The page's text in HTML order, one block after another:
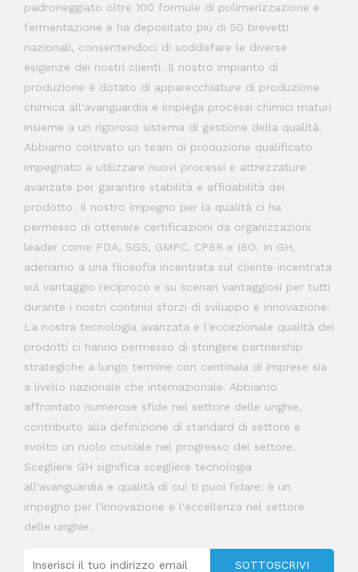
padroneggiato oltre 100 formule di polimerizzazione e
fermentazione e ha depositato più di 50 brevetti
nazionali, consentendoci di soddisfare le diverse
esigenze dei nostri clienti. Il nostro impianto di
produzione è dotato di apparecchiature di produzione
chimica all'avanguardia e impiega processi chimici maturi
insieme a un rigoroso sistema di gestione della qualità.
Abbiamo coltivato un team di produzione qualificato
impegnato a utilizzare nuovi processi e attrezzature
avanzate per garantire stabilità e affidabilità del
prodotto. Il nostro impegno per la qualità ci ha
permesso di ottenere certificazioni da organizzazioni
leader come FDA, SGS, GMPC, CPSR e ISO. In GH,
aderiamo a una filosofia incentrata sul cliente incentrata
sul vantaggio reciproco e su scenari vantaggiosi per tutti
durante i nostri continui sforzi di sviluppo e innovazione.
La nostra tecnologia avanzata e l'eccezionale qualità dei
prodotti ci hanno permesso di stringere partnership
strategiche a lungo termine con centinaia di imprese sia
a livello nazionale che internazionale. Abbiamo
affrontato numerose sfide nel settore delle unghie,
contribuito alla definizione di standard di settore e
svolto un ruolo cruciale nel progresso del settore.
Scegliere GH significa scegliere tecnologia
all'avanguardia e qualità di cui ti puoi fidare: è un
impegno per l'innovazione e l'eccellenza nel settore
delle unghie.
SOTTOSCRIVI